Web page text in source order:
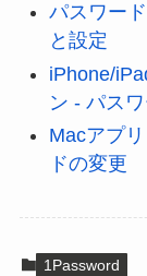
パスワー
と設定
iPhone/
ン - パス
Macアプ
ドの変更
1Password